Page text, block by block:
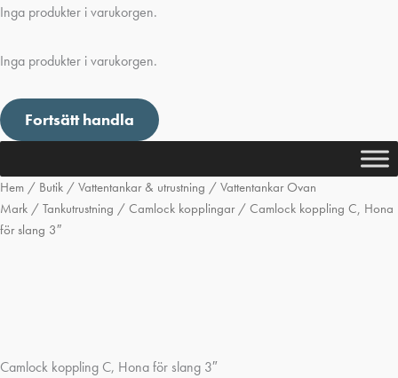
Inga produkter i varukorgen.
Inga produkter i varukorgen.
Fortsätt handla
Hem / Butik / Vattentankar & utrustning / Vattentankar Ovan
Mark / Tankutrustning / Camlock kopplingar/ Camlock koppling C, Hona
för slang 3″
Camlock koppling C, Hona för slang 3″